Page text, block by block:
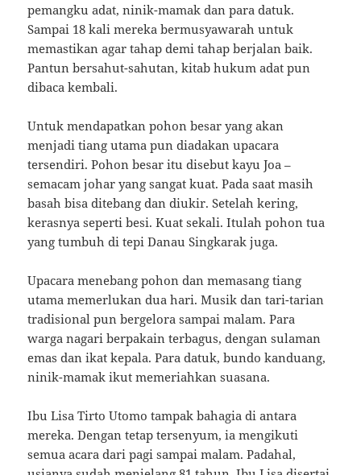
pemangku adat, ninik-mamak dan para datuk.
Sampai 18 kali mereka bermusyawarah untuk
memastikan agar tahap demi tahap berjalan baik.
Pantun bersahut-sahutan, kitab hukum adat pun
dibaca kembali.
Untuk mendapatkan pohon besar yang akan
menjadi tiang utama pun diadakan upacara
tersendiri. Pohon besar itu disebut kayu Joa –
semacam johar yang sangat kuat. Pada saat masih
basah bisa ditebang dan diukir. Setelah kering,
kerasnya seperti besi. Kuat sekali. Itulah pohon tua
yang tumbuh di tepi Danau Singkarak juga.
Upacara menebang pohon dan memasang tiang
utama memerlukan dua hari. Musik dan tari-tarian
tradisional pun bergelora sampai malam. Para
warga nagari berpakain terbagus, dengan sulaman
emas dan ikat kepala. Para datuk, bundo kanduang,
ninik-mamak ikut memeriahkan suasana.
Ibu Lisa Tirto Utomo tampak bahagia di antara
mereka. Dengan tetap tersenyum, ia mengikuti
semua acara dari pagi sampai malam. Padahal,